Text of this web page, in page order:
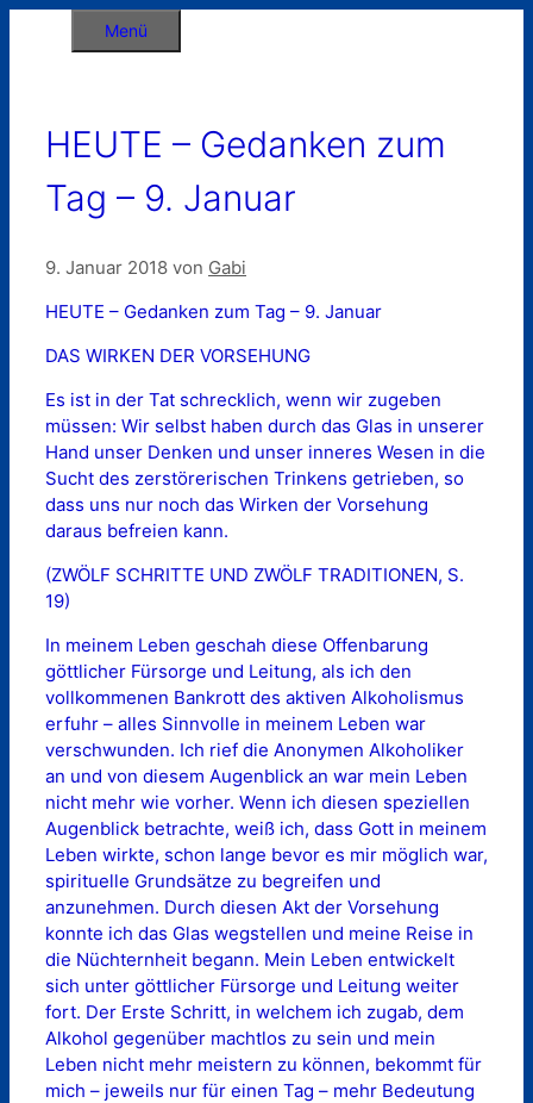
Menü
HEUTE – Gedanken zum
Tag – 9. Januar
9. Januar 2018 von Gabi
HEUTE – Gedanken zum Tag – 9. Januar
DAS WIRKEN DER VORSEHUNG
Es ist in der Tat schrecklich, wenn wir zugeben
müssen: Wir selbst haben durch das Glas in unserer
Hand unser Denken und unser inneres Wesen in die
Sucht des zerstörerischen Trinkens getrieben, so
dass uns nur noch das Wirken der Vorsehung
daraus befreien kann.
(ZWÖLF SCHRITTE UND ZWÖLF TRADITIONEN, S.
19)
In meinem Leben geschah diese Offenbarung
göttlicher Fürsorge und Leitung, als ich den
vollkommenen Bankrott des aktiven Alkoholismus
erfuhr – alles Sinnvolle in meinem Leben war
verschwunden. Ich rief die Anonymen Alkoholiker
an und von diesem Augenblick an war mein Leben
nicht mehr wie vorher. Wenn ich diesen speziellen
Augenblick betrachte, weiß ich, dass Gott in meinem
Leben wirkte, schon lange bevor es mir möglich war,
spirituelle Grundsätze zu begreifen und
anzunehmen. Durch diesen Akt der Vorsehung
konnte ich das Glas wegstellen und meine Reise in
die Nüchternheit begann. Mein Leben entwickelt
sich unter göttlicher Fürsorge und Leitung weiter
fort. Der Erste Schritt, in welchem ich zugab, dem
Alkohol gegenüber machtlos zu sein und mein
Leben nicht mehr meistern zu können, bekommt für
mich – jeweils nur für einen Tag – mehr Bedeutung